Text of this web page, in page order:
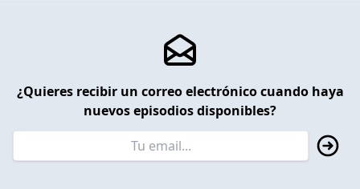
¿Quieres recibir un correo electrónico cuando haya
nuevos episodios disponibles?